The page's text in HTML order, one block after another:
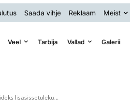
Saada vihje Reklaam Meist
Veel Tarbija Vallad Galerii
lisasissetuleku...